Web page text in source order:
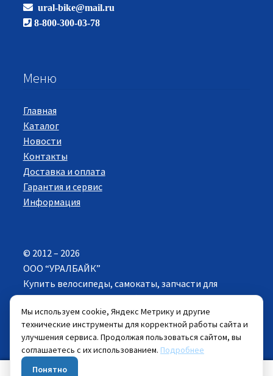
ural-bike@mail.ru
8-800-300-03-78
Меню
Главная
Каталог
Новости
Контакты
Доставка и оплата
Гарантия и сервис
Информация
© 2012 – 2026
ООО “УРАЛБАЙК”
Купить велосипеды, самокаты, запчасти для
велосипедов в Екатеринбурге. Все права
защищены.
Цены указанные на сайте действуют при
самовывозе велосипеда из розничных магазинов.
Мы используем cookie, Яндекс Метрику и другие
технические инструменты для корректной работы сайта и
улучшения сервиса. Продолжая пользоваться сайтом, вы
соглашаетесь с их использованием. Подробнее
Понятно